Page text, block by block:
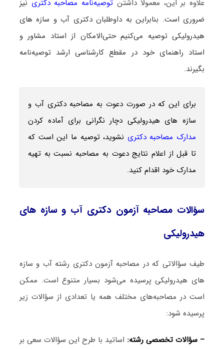
علاوه بر این، معمولاً داشتنتوصیه‌نامه مصاحبه دکتری نیز
ضروری است. بنابراین به داوطلبان دکتری آب و سازه‎‌ های
هیدرولیکی توصیه می‌کنیم حتی‌الامکان از استاد مشاور و
استاد راهنمای خود در مقطع کارشناسی ارشد توصیه‌نامه
بگیرند.
برای این که در صورت دعوت به مصاحبه دکتری آب و
سازه‎‌ های هیدرولیکی دچار نگرانی برای آماده کردن
مدارک مصاحبه دکتری نشوید، توصیه ما این است که
تا قبل از اعلام نتایج دعوت به مصاحبه نسبت به تهیه
مدارک خود اقدام کنید.
سؤالات مصاحبه آزمون دکتری آب و سازه‎‌ های
هیدرولیکی
های هیدرولیکی پرسیده می‌شود بسیار متنوع است. ممکن
است در مصاحبه‌های مختلف همه یا تعدادی از سؤالات زیر
پرسیده شود:
– سؤالات تخصصی رشته: اساتید با طرح این سؤالات سعی بر